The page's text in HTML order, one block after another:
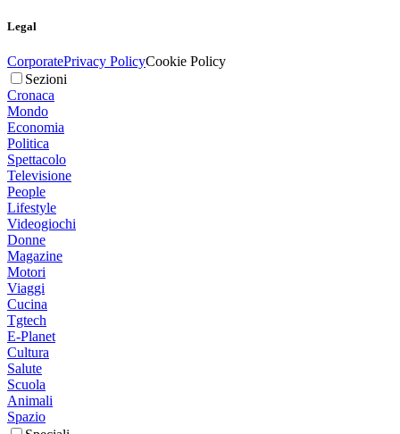
Legal
CorporatePrivacy PolicyCookie Policy
Sezioni
Cronaca
Mondo
Economia
Politica
Spettacolo
Televisione
People
Lifestyle
Videogiochi
Donne
Magazine
Motori
Viaggi
Cucina
Tgtech
E-Planet
Cultura
Salute
Scuola
Animali
Spazio